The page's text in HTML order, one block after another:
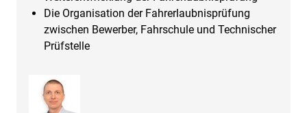
Die Organisation der Fahrerlaubnisprüfung
zwischen Bewerber, Fahrschule und Technischer
Prüfstelle